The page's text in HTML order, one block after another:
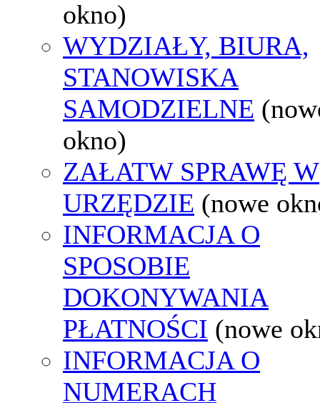
okno)
WYDZIAŁY, BIURA,
STANOWISKA
SAMODZIELNE
okno)
ZAŁATW SPRAWĘ W
URZĘDZIE (nowe
INFORMACJA O
SPOSOBIE
DOKONYWANIA
PŁATNOŚCI (nowe
INFORMACJA O
NUMERACH